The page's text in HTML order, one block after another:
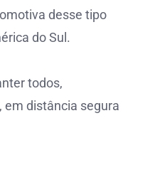
desse tipo
do Sul.
todos,
em distância segura